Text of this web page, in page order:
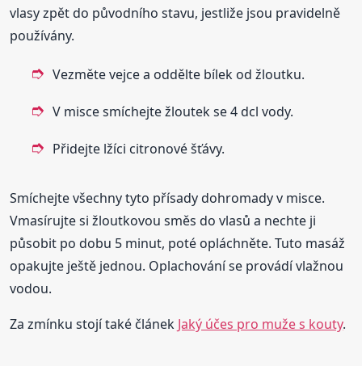
vlasy zpět do původního stavu, jestliže jsou pravidelně
používány.
Vezměte vejce a oddělte bílek od žloutku.
V misce smíchejte žloutek se 4 dcl vody.
Přidejte lžíci citronové šťávy.
Smíchejte všechny tyto přísady dohromady v misce.
Vmasírujte si žloutkovou směs do vlasů a nechte ji
působit po dobu 5 minut, poté opláchněte. Tuto masáž
opakujte ještě jednou. Oplachování se provádí vlažnou
vodou.
Za zmínku stojí také článek Jaký účes pro muže s kouty.